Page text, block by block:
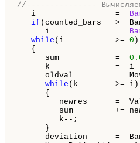
//---------------
i                 =
if (counted_bars   >
i              =
while (i           >= 0 )
{
sum            =
k              =  i
oldval         =
while (k        >= i)
{
newres      =
sum         +=
k--;
}
deviation      =